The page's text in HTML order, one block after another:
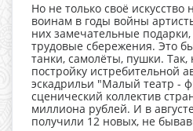
Но не только своё искусство
воинам в годы войны
них замечательные
трудовые сбережения. Это
танки, самолёты, пушки.
постройку истребительной
эскадрильи "Малый театр -
сценический коллектив
миллиона рублей. И в
получили 12 новых, не